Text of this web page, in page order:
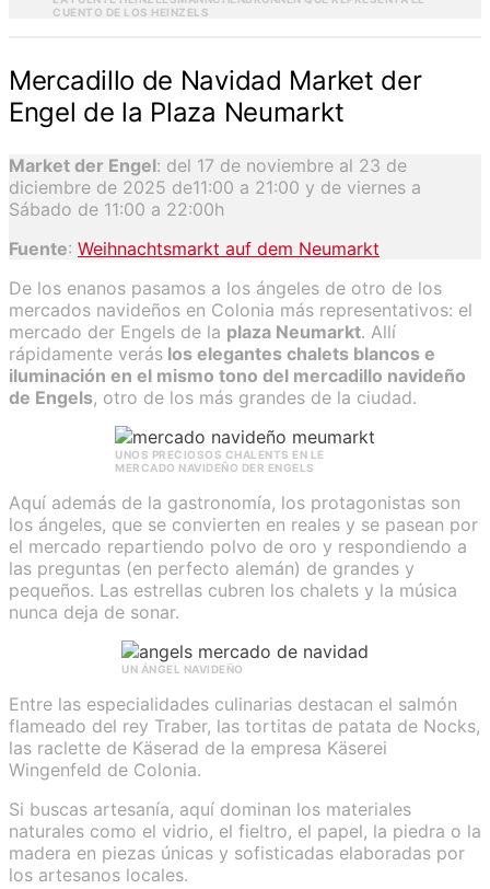
CUENTO DE LOS HEINZELS
Mercadillo de Navidad Market der
Engel de la Plaza Neumarkt
Market der Engel: del 17 de noviembre al 23 de
diciembre de 2025 de11:00 a 21:00 y de viernes a
Sábado de 11:00 a 22:00h
Fuente: Weihnachtsmarkt auf dem Neumarkt
De los enanos pasamos a los ángeles de otro de los
mercados navideños en Colonia más representativos: el
mercado der Engels de la plaza Neumarkt. Allí
rápidamente verás los elegantes chalets blancos e
iluminación en el mismo tono del mercadillo navideño
de Engels, otro de los más grandes de la ciudad.
UNOS PRECIOSOS CHALENTS EN LE
MERCADO NAVIDEÑO DER ENGELS
Aquí además de la gastronomía, los protagonistas son
los ángeles, que se convierten en reales y se pasean por
el mercado repartiendo polvo de oro y respondiendo a
las preguntas (en perfecto alemán) de grandes y
pequeños. Las estrellas cubren los chalets y la música
nunca deja de sonar.
UN ÁNGEL NAVIDEÑO
Entre las especialidades culinarias destacan el salmón
flameado del rey Traber, las tortitas de patata de Nocks,
las raclette de Käserad de la empresa Käserei
Wingenfeld de Colonia.
Si buscas artesanía, aquí dominan los materiales
naturales como el vidrio, el fieltro, el papel, la piedra o la
madera en piezas únicas y sofisticadas elaboradas por
los artesanos locales.